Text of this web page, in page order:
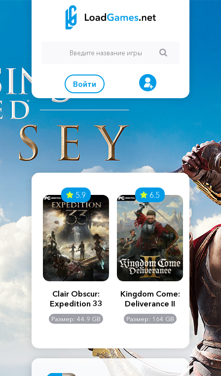
Войти
Creed
5.9
Clair Obscur:
Expedition 33
Размер: 44.9 GB
6.5
Kingdom Come:
Deliverance II
Размер: 164 GB
The